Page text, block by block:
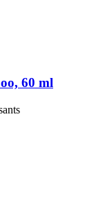
60 ml